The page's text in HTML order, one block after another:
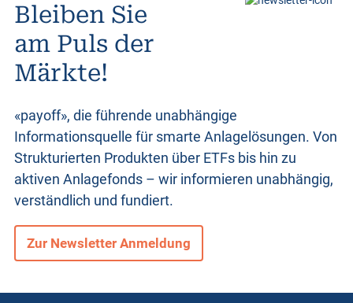
Bleiben Sie
am Puls der
Märkte!
«payoff», die führende unabhängige
Informationsquelle für smarte Anlagelösungen. Von
Strukturierten Produkten über ETFs bis hin zu
aktiven Anlagefonds – wir informieren unabhängig,
verständlich und fundiert.
Zur Newsletter Anmeldung